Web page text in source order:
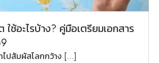
ช้อะไรบ้าง? คู่มือเตรียมเอกสาร
ไปสัมผัสโลกกว้าง […]